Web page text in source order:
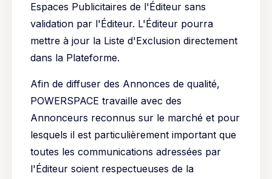
Espaces Publicitaires de l'Éditeur sans
validation par l'Éditeur. L'Éditeur pourra
mettre à jour la Liste d'Exclusion directement
dans la Plateforme.
Afin de diffuser des Annonces de qualité,
POWERSPACE travaille avec des
Annonceurs reconnus sur le marché et pour
lesquels il est particulièrement important que
toutes les communications adressées par
l'Éditeur soient respectueuses de la